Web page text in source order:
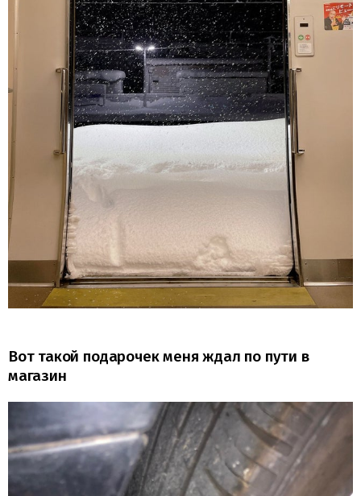
Вот такой подарочек меня ждал по пути в
магазин